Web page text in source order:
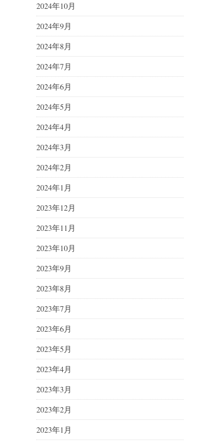
2024年10月
2024年9月
2024年8月
2024年7月
2024年6月
2024年5月
2024年4月
2024年3月
2024年2月
2024年1月
2023年12月
2023年11月
2023年10月
2023年9月
2023年8月
2023年7月
2023年6月
2023年5月
2023年4月
2023年3月
2023年2月
2023年1月